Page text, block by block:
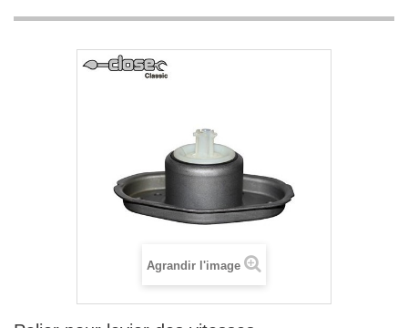
Agrandir l'image